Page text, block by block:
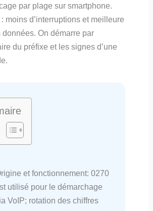
par plage sur smartphone.
moins d’interruptions et meilleure
On démarre par
du préfixe et les signes d’une
et fonctionnement: 0270
utilisé pour le démarchage
VoIP; rotation des chiffres